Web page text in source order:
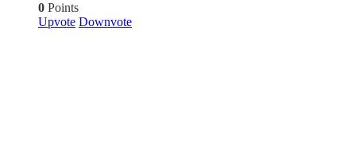
0 Points
Upvote Downvote